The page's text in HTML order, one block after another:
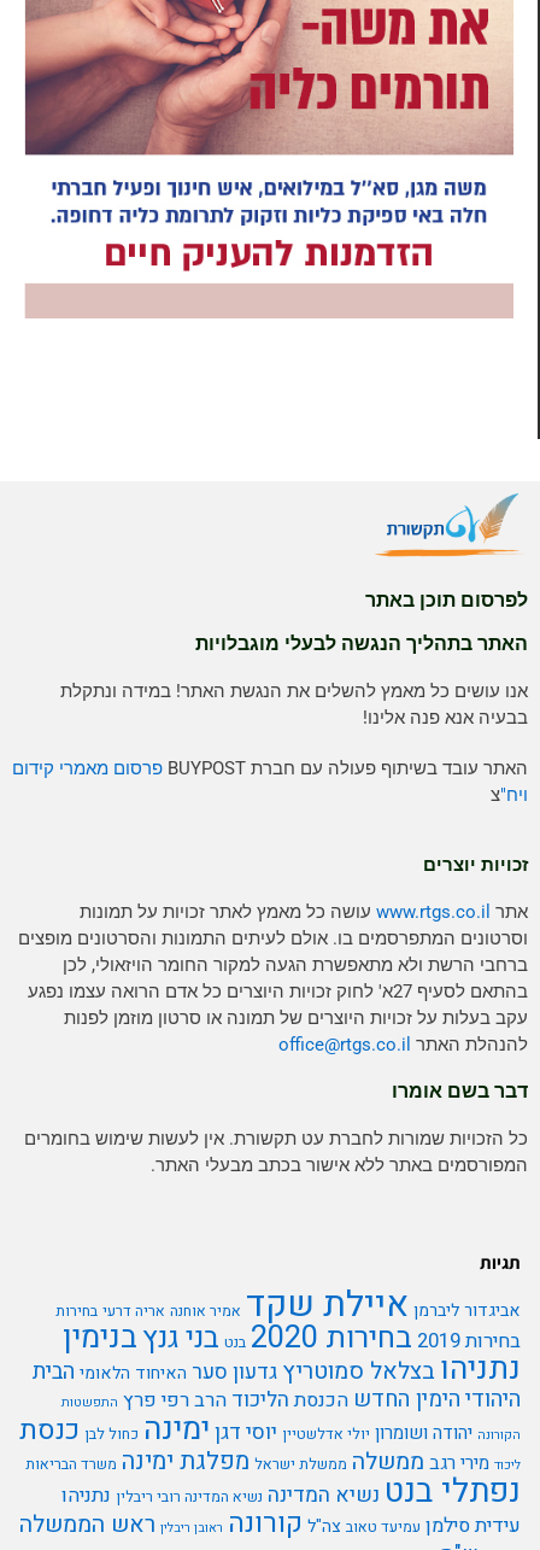
לפרסום תוכן באתר
האתר בתהליך הנגשה לבעלי מוגבלויות
אנו עושים כל מאמץ להשלים את הנגשת האתר! במידה ונתקלת
בבעיה אנא פנה אלינו!
האתר עובד בשיתוף פעולה עם חברת BUYPOST
פרסום מאמרי קידום
ויח"צ
זכויות יוצרים
אתרwww.rtgs.co.ilעושה כל מאמץ לאתר זכויות על תמונות
וסרטונים המתפרסמים בו. אולם לעיתים התמונות והסרטונים מופצים
ברחבי הרשת ולא מתאפשרת הגעה למקור החומר הויזאולי, לכן
בהתאם לסעיף 27א' לחוק זכויות היוצרים כל אדם הרואה עצמו נפגע
עקב בעלות על זכויות היוצרים של תמונה או סרטון מוזמן לפנות
להנהלת האתר
office@rtgs.co.il
דבר בשם אומרו
כל הזכויות שמורות לחברת עט תקשורת. אין לעשות שימוש בחומרים
המפורסמים באתר ללא אישור בכתב מבעלי האתר.
תגיות
אביגדור ליברמןאיילת שקד אמיר אוחנה אריה דרעי בחירות
בחירות 2019 בחירות 2020 בנט בני גנץבנימין
נתניהו בצלאל סמוטריץגדעון סערהאיחוד הלאומיהבית
היהודיהימין החדש הכנסתהליכודהרב רפי פרץ התפשטות
הקורונה יהודה ושומרון יולי אדלשטיין יוסי דגןימינה כחול לבן כנסת
ליכוד מירי רגבממשלה ממשלת ישראל מפלגת ימינה משרד הבריאות
נפתלי בנט נשיא המדינה נשיא המדינה רובי ריבלין נתניהו
עידית סילמן עמיעד טאוב צה"לקורונה ראובן ריבלין ראש הממשלה